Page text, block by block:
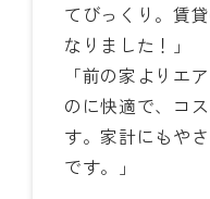
てびっくり。賃
なりました！」
「前の家よりエ
のに快適で、コ
す。家計にもや
です。」